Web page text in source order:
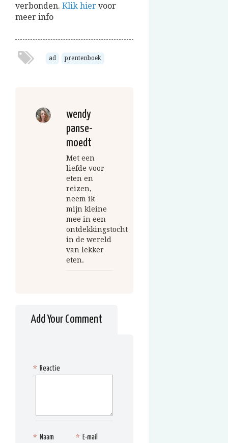
verbonden. Klik hier voor
meer info
ad prentenboek
wendy
panse-
moedt
Met een
liefde voor
eten en
reizen,
neem ik
mijn kleine
mee in een
ontdekkingstocht
in de wereld
van lekker
eten.
Add Your Comment
Reactie
*
Naam
* E-mail
*